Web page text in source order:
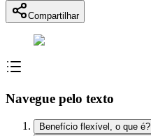
Compartilhar
Navegue pelo texto
Benefício flexível, o que é?